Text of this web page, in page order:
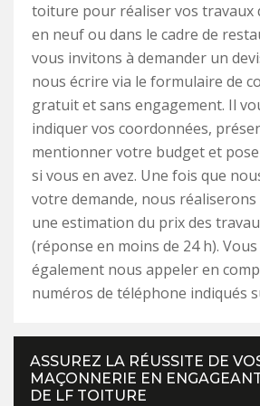
toiture pour réaliser vos travaux
en neuf ou dans le cadre de
vous invitons à demander un
nous écrire via le formulaire de
gratuit et sans engagement. Il
indiquer vos coordonnées,
mentionner votre budget et
si vous en avez. Une fois que
votre demande, nous
une estimation du prix des
(réponse en moins de 24 h).
également nous appeler en
numéros de téléphone indiqués
ASSUREZ LA RÉUSSITE DE
MAÇONNERIE EN
DE LF TOITURE